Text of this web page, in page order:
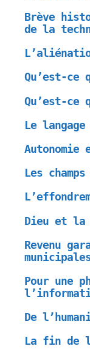
Brève
de la
Qu’est-ce
Qu’est-
Le
Autonomie
Les
Dieu et la
Revenu
Pour une
De
La fin de